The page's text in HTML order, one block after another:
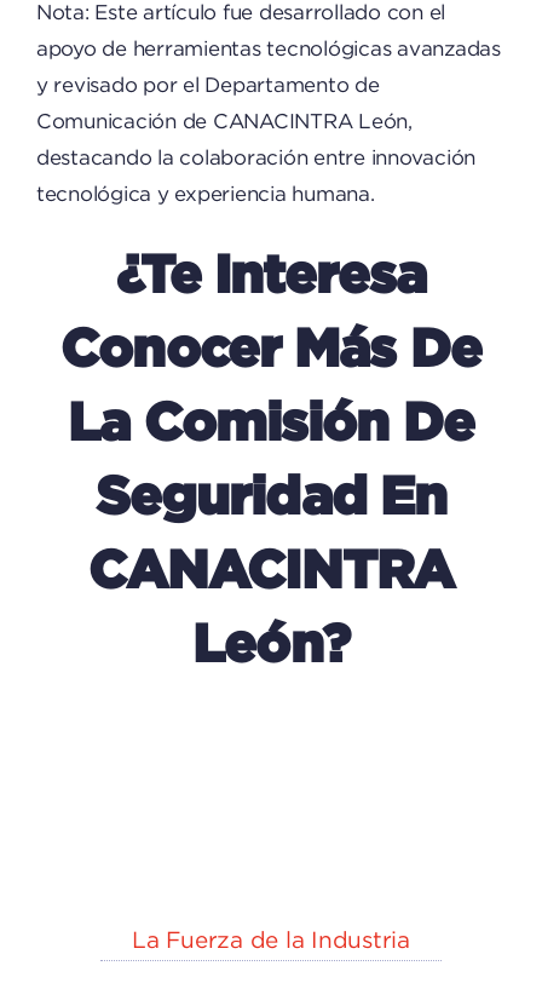
Nota: Este artículo fue desarrollado con el
apoyo de herramientas tecnológicas avanzadas
y revisado por el Departamento de
Comunicación de CANACINTRA León,
destacando la colaboración entre innovación
tecnológica y experiencia humana.
¿Te Interesa
Conocer Más De
La Comisión De
Seguridad En
CANACINTRA
León?
La Fuerza de la Industria